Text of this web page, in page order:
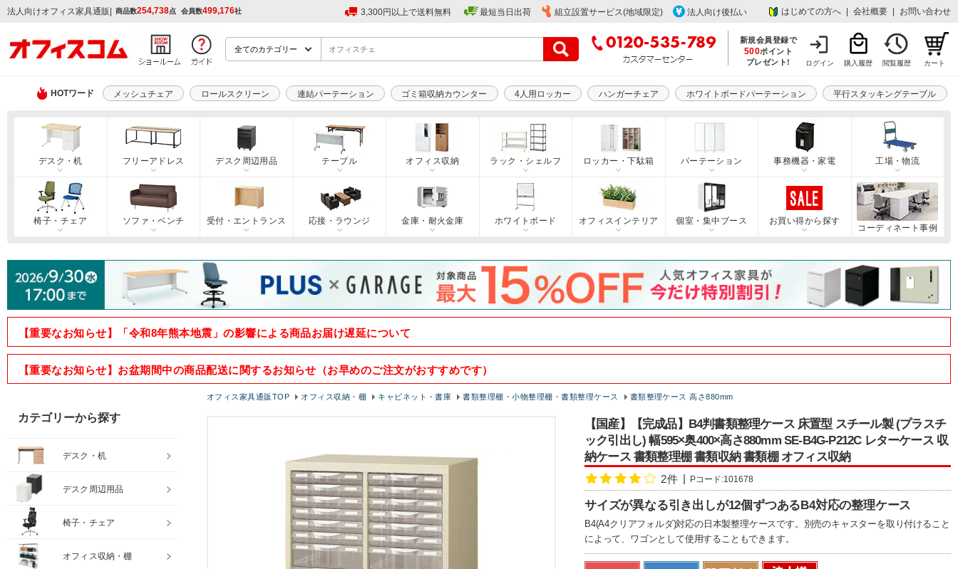
法人向けオフィス家具通販 | 商品数254,738点 会員数499,176社 3,300円以上で送料無料 最短当日出荷 組立設置サービス(地域限定) 法人向け後払い はじめての方へ 会社概要 お問い合わせ
新規会員登録で
500ポイント
プレゼント!
ログイン 購入履歴 閲覧履歴 カート
HOTワード メッシュチェア ロールスクリーン 連結パーテーション ゴミ箱収納カウンター 4人用ロッカー ハンガーチェア ホワイトボードパーテーション 平行スタッキングテーブル
デスク・机 フリーアドレス デスク周辺用品 テーブル オフィス収納 ラック・シェルフ ロッカー・下駄箱 パーテーション 事務機器・家電 工場・物流
椅子・チェア ソファ・ベンチ 受付・エントランス 応接・ラウンジ 金庫・耐火金庫 ホワイトボード オフィスインテリア 個室・集中ブース
お買い得から探す
コーディネート事例
【重要なお知らせ】「令和8年熊本地震」の影響による商品お届け遅延について
【重要なお知らせ】お盆期間中の商品配送に関するお知らせ（お早めのご注文がおすすめです）
オフィス家具通販TOP オフィス収納・棚 キャビネット・書庫 書類整理棚・小物整理棚・書類整理ケース 書類整理ケース 高さ880mm
【国産】【完成品】B4判書類整理ケース 床置型 スチール製 (プラスチ
ック引出し) 幅595×奥400×高さ880mm SE-B4G-P212C レターケース 収
納ケース 書類整理棚 書類収納 書類棚 オフィス収納
2件 Pコード:101678
サイズが異なる引き出しが12個ずつあるB4対応の整理ケース
B4(A4クリアフォルダ)対応の日本製整理ケースです。別売のキャスターを取り付けること
によって、ワゴンとして使用することもできます。
カテゴリーから探す
デスク・机
デスク周辺用品
椅子・チェア
オフィス収納・棚